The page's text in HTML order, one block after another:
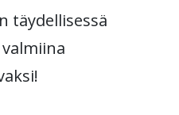
täydellisessä